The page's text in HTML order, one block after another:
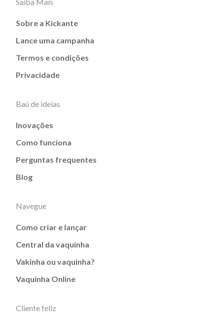
Sobre a Kickante
Lance uma campanha
Termos e condições
Privacidade
Baú de ideias
Inovações
Como funciona
Perguntas frequentes
Blog
Navegue
Como criar e lançar
Central da vaquinha
Vakinha ou vaquinha?
Vaquinha Online
Cliente feliz